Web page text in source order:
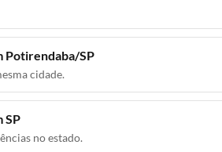
Potirendaba/SP
cidade.
SP
no estado.